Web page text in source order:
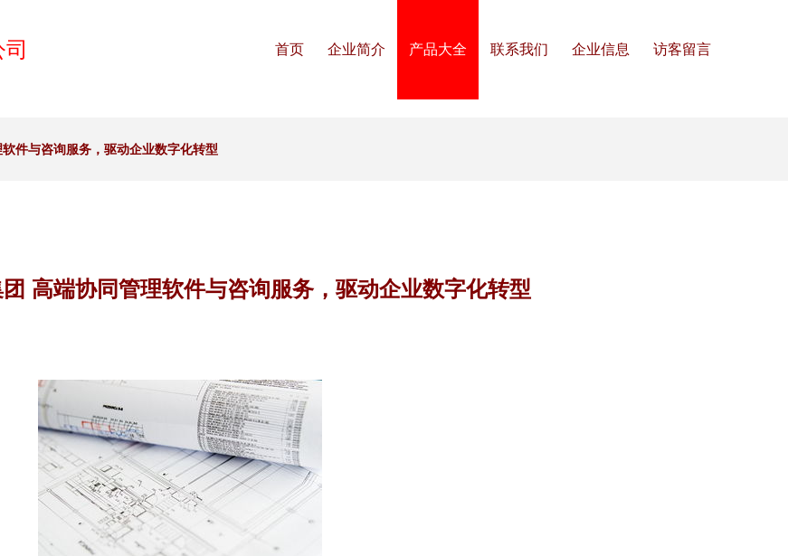
首页 企业简介 产品大全 联系我们 企业信息 访客留言
件与咨询服务，驱动企业数字化转型
高端协同管理软件与咨询服务，驱动企业数字化转型